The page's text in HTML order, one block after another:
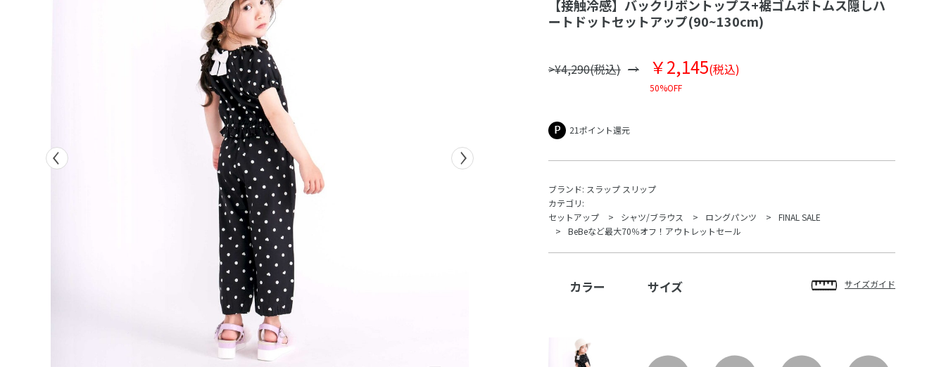
【接触冷感】バックリボントップス+裾ゴムボトムス隠しハ
ートドットセットアップ(90~130cm)
>¥4,290(税込) ￥2,145(税込)
50%OFF
21ポイント還元
ブランド: スラップ スリップ
カテゴリ:
セットアップ
シャツ/ブラウス ロングパンツ
FINAL SALE
BeBeなど最大70％オフ！アウトレットセール
カラー サイズ サイズガイド